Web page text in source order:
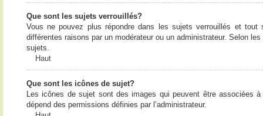
Que sont les sujets verrouillés?
Vous ne pouvez plus répondre dans les sujets verrouillés et
différentes raisons par un modérateur ou un administrateur. Selon
sujets.
Haut
Que sont les icônes de sujet?
Les icônes de sujet sont des images qui peuvent être associées
dépend des permissions définies par l’administrateur.